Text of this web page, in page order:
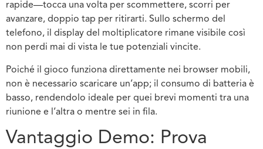
rapide—tocca una volta per scommettere, scorri per
avanzare, doppio tap per ritirarti. Sullo schermo del
telefono, il display del moltiplicatore rimane visibile così
non perdi mai di vista le tue potenziali vincite.
Poiché il gioco funziona direttamente nei browser mobili,
non è necessario scaricare un’app; il consumo di batteria è
basso, rendendolo ideale per quei brevi momenti tra una
riunione e l’altra o mentre sei in fila.
Vantaggio Demo: Prova